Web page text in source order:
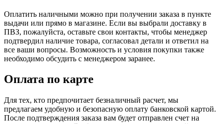
Оплатить наличными можно при получении заказа в пункте
выдачи или прямо в магазине. Если вы выбрали доставку в
ПВЗ, пожалуйста, оставьте свои контакты, чтобы менеджер
подтвердил наличие товара, согласовал детали и ответил на
все ваши вопросы. Возможность и условия покупки также
необходимо обсудить с менеджером заранее.
Оплата по карте
Для тех, кто предпочитает безналичный расчет, мы
предлагаем удобную и безопасную оплату банковской картой.
После подтверждения заказа вам будет отправлен счет на